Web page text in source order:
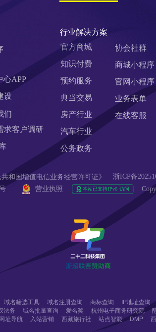
心APP
设
们
行业解决方案
官方商城
知识付费
预约服务
典当交易
房产行业
汽车行业
公务政务
协会社群
商城小程序
官网小程序
业务表单
在线客服
营业执照
求客户调研
浙ICP备
和国增值电信业务经营许可证》
域名筛选工具 域名注册查询 商标查询 IP地址查询
法务 域名批量查询 爱名奖 杭州电子商务研究院
址导航 入站营销 西藏旅行社 站点智能 DMP